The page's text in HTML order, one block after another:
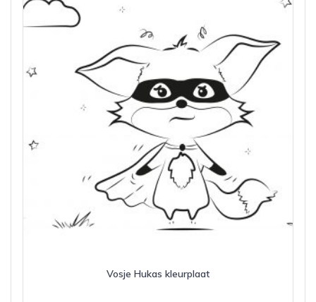
Vosje Hukas kleurplaat